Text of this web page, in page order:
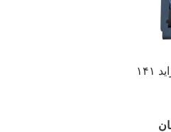
قاب مانیتور فابریک اندروید پراید ۱۴۱